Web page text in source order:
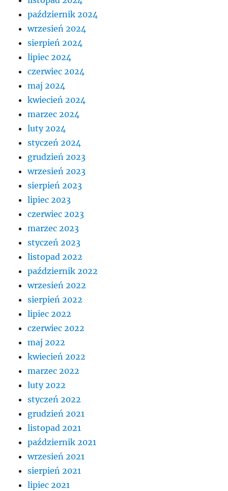
październik 2024
wrzesień 2024
sierpień 2024
lipiec 2024
czerwiec 2024
maj 2024
kwiecień 2024
marzec 2024
luty 2024
styczeń 2024
grudzień 2023
wrzesień 2023
sierpień 2023
lipiec 2023
czerwiec 2023
marzec 2023
styczeń 2023
listopad 2022
październik 2022
wrzesień 2022
sierpień 2022
lipiec 2022
czerwiec 2022
maj 2022
kwiecień 2022
marzec 2022
luty 2022
styczeń 2022
grudzień 2021
listopad 2021
październik 2021
wrzesień 2021
sierpień 2021
lipiec 2021